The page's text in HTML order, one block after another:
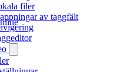
filer
av taggfält